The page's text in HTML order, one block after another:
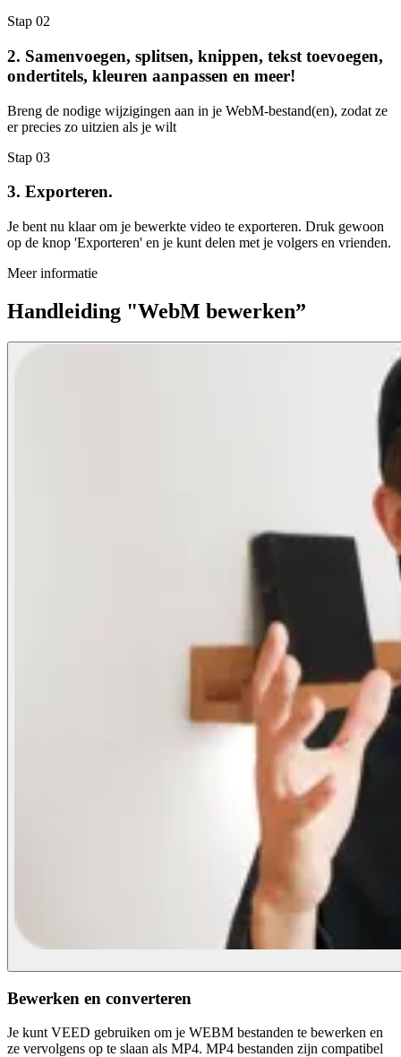
Stap 02
2. Samenvoegen, splitsen, knippen, tekst toevoegen,
ondertitels, kleuren aanpassen en meer!
Breng de nodige wijzigingen aan in je WebM-bestand(en), zodat ze
er precies zo uitzien als je wilt
Stap 03
3. Exporteren.
Je bent nu klaar om je bewerkte video te exporteren. Druk gewoon
op de knop 'Exporteren' en je kunt delen met je volgers en vrienden.
Meer informatie
Handleiding "WebM bewerken”
Bewerken en converteren
Je kunt VEED gebruiken om je WEBM bestanden te bewerken en
ze vervolgens op te slaan als MP4. MP4 bestanden zijn compatibel